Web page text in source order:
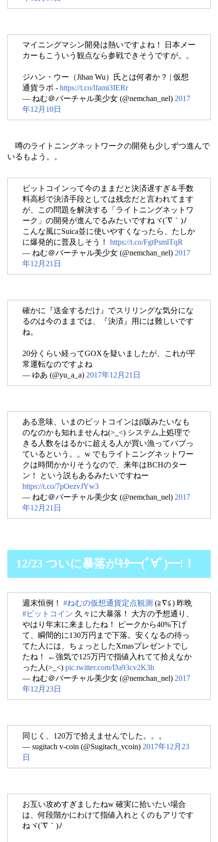
マイニングマシン開発は熱いですよね！ 日本メー
カーもこういう観点なら参戦できそうですが。。
ジハン・ウー（Jihan Wu）氏とは何者か？ | 仮想
通貨ラボ - https://t.co/lfami3IERr
— ねむ＠バーチャル美少女 (@nemchan_nel) 2017
年12月10日
噂のライトニングネットワークの開発も少しずつ進んで
いるもよう。。
ビットコインって今のままだと決済遅すぎ＆手数
料高杉で決済手段としては残念だと言われてます
が、この問題を解決する「ライトニングネットワ
ーク」の開発が進んでるみたいですねヾ(´∇｀)ﾉ
こんな風にSuica並に使いやすくなったら、たしか
に爆発的に普及しそう！ https://t.co/FgtPsmlTqR
— ねむ＠バーチャル美少女 (@nemchan_nel) 2017
年12月21日
確かに『送金するだけ』でスリリングな気分にな
るのは今のままでは、『決済』用には難しいです
ね。
20分くらい経ってGOXを疑いましたが、これが平
常運転なのですよね
— ゆあ (@yu_a_a) 2017年12月21日
ある意味、いまのビットコインはβ版みたいなも
のなのかも知れませんね(>_<) システム上処理で
きる人数をはるかに超える人が買い漁ってバブっ
ているという。。w でもライトニングネットワー
クは時間かかりそうなので、来年はBCHのター
ン！ という説もあるみたいですねー
https://t.co/7pOezvJYw3
— ねむ＠バーチャル美少女 (@nemchan_nel) 2017
年12月21日
12/23 ついに暴落がｷﾀ━(ﾟ∀ﾟ)━!！
週末恒例！ #ねむの仮想通貨定点観測 (≧∇≦) 昨晩
#ビットコイン 久々に大暴落！ 大方の予想通り、
やはり年末に来ましたね！ ピークから40%下げ
て、瞬間的に130万円まで下落。安くなるの待っ
てた人には、ちょっとしたXmasプレゼントでし
たね！ ←強気で125万円で指値入れてて拾えなか
った人(>_<) pic.twitter.com/Da93cv2K3h
— ねむ＠バーチャル美少女 (@nemchan_nel) 2017
年12月23日
同じく、120万で拾えませんでした。。。
— sugitach v-coin (@Sugitach_vcoin) 2017年12月23
日
お互い攻めすぎましたねw 確実に拾いたい場合
は、何段階かにわけて指値入れとくのもアリです
ねヾ(´∇｀)ﾉ